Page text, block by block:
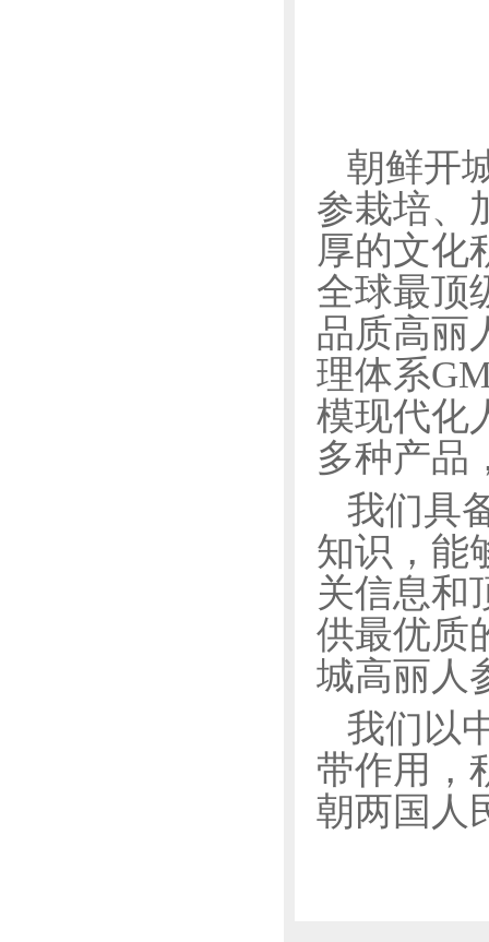
朝鲜开
参栽培、
厚的文化
全球最顶
品质高丽
理体系
模现代化
多种产品
我们具
知识，能
关信息和
供最优质
城高丽人
我们以
带作用，
朝两国人